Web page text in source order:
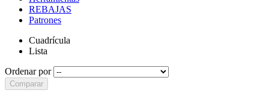
REBAJAS
Patrones
Cuadrícula
Lista
Ordenar por
Comparar